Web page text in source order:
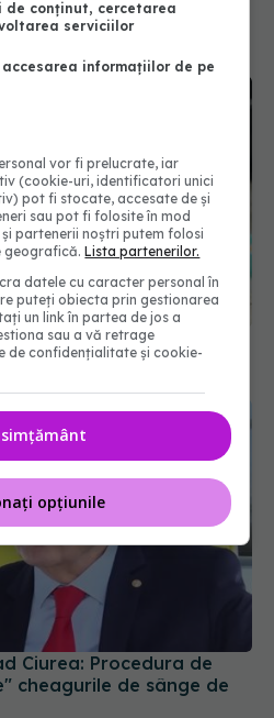
pacient tratat
demență
cheagurile de sânge de
de conținut, cercetarea
serviciilor
informațiilor de pe
vor fi prelucrate, iar
(cookie-uri, identificatori unici
pot fi stocate, accesate de și
sau pot fi folosite în mod
partenerii noștri putem folosi
geografică.Lista partenerilor.
datele cu caracter personal în
puteți obiecta prin gestionarea
un link în partea de jos a
sau a vă retrage
de confidențialitate și cookie-
opțiunile